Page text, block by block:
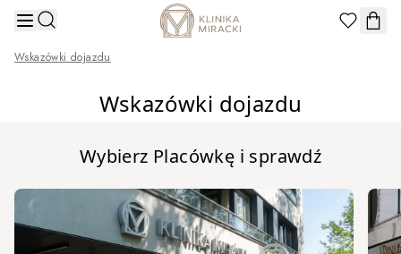
Przejdź do treści
Wskazówki dojazdu
Wskazówki dojazdu
Wybierz Placówkę i sprawdź
Navigating through the elements of the carousel is